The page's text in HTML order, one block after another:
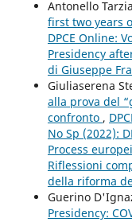
Antonello
first two years
DPCE Online:
Presidency
di Giuseppe
Giuliaserena
alla prova del
confronto ,
No Sp (2022):
Process
Riflessioni
della riforma
Guerino
Presidency: